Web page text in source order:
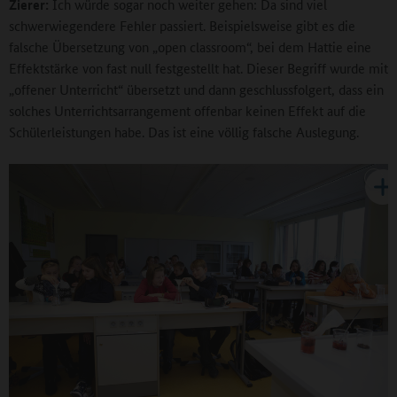
Zierer:
schwerwiegendere Fehler passiert. Beispielsweise gibt es die
falsche Übersetzung von „open classroom“, bei dem Hattie eine
Effektstärke von fast null festgestellt hat. Dieser Begriff wurde mit
„offener Unterricht“ übersetzt und dann geschlussfolgert, dass ein
solches Unterrichtsarrangement offenbar keinen Effekt auf die
Schülerleistungen habe. Das ist eine völlig falsche Auslegung.